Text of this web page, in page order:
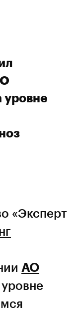
уровне
«Эксперт
АО